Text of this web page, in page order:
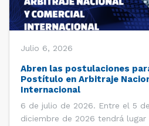
Julio 6, 2026
Abren las postulaciones
Postítulo en Arbitraje
Internacional
6 de julio de 2026. Entre el 5
diciembre de 2026 tendrá